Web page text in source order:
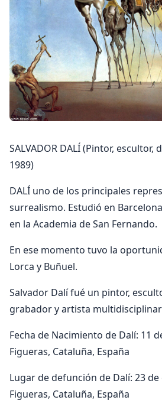
SALVADOR DALÍ (Pintor, escultor,
1989)
DALÍ uno de los principales
surrealismo. Estudió en
en la Academia de San Fernando.
En ese momento tuvo la
Lorca y Buñuel.
Salvador Dalí fué un pintor,
grabador y artista
Fecha de Nacimiento de Dalí: 11
Figueras, Cataluña, España
Lugar de defunción de Dalí: 23 de
Figueras, Cataluña, España